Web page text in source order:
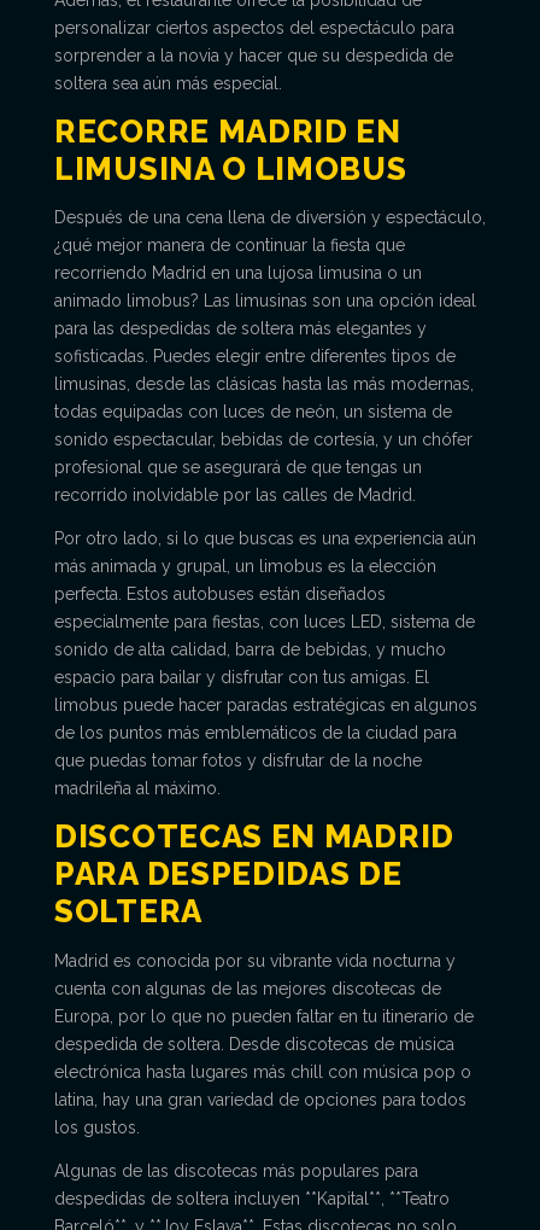
personalizar ciertos aspectos del espectáculo para
sorprender a la novia y hacer que su despedida de
soltera sea aún más especial.
RECORRE MADRID EN
LIMUSINA O LIMOBUS
Después de una cena llena de diversión y espectáculo,
¿qué mejor manera de continuar la fiesta que
recorriendo Madrid en una lujosa limusina o un
animado limobus? Las limusinas son una opción ideal
para las despedidas de soltera más elegantes y
sofisticadas. Puedes elegir entre diferentes tipos de
limusinas, desde las clásicas hasta las más modernas,
todas equipadas con luces de neón, un sistema de
sonido espectacular, bebidas de cortesía, y un chófer
profesional que se asegurará de que tengas un
recorrido inolvidable por las calles de Madrid.
Por otro lado, si lo que buscas es una experiencia aún
más animada y grupal, un limobus es la elección
perfecta. Estos autobuses están diseñados
especialmente para fiestas, con luces LED, sistema de
sonido de alta calidad, barra de bebidas, y mucho
espacio para bailar y disfrutar con tus amigas. El
limobus puede hacer paradas estratégicas en algunos
de los puntos más emblemáticos de la ciudad para
que puedas tomar fotos y disfrutar de la noche
madrileña al máximo.
DISCOTECAS EN MADRID
PARA DESPEDIDAS DE
SOLTERA
Madrid es conocida por su vibrante vida nocturna y
cuenta con algunas de las mejores discotecas de
Europa, por lo que no pueden faltar en tu itinerario de
despedida de soltera. Desde discotecas de música
electrónica hasta lugares más chill con música pop o
latina, hay una gran variedad de opciones para todos
los gustos.
Algunas de las discotecas más populares para
despedidas de soltera incluyen **Kapital**, **Teatro
Barceló**, y **Joy Eslava**. Estas discotecas no solo